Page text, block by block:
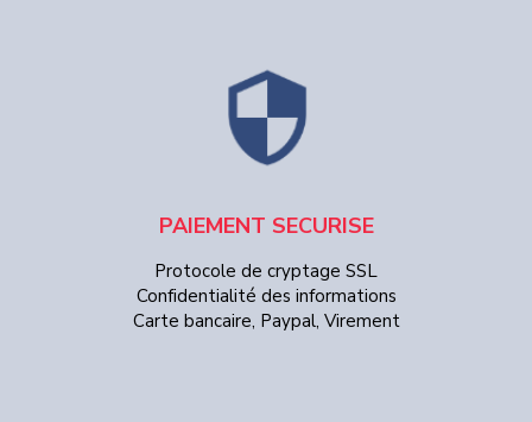
PAIEMENT SECURISE
Protocole de cryptage SSL
Confidentialité des informations
Carte bancaire, Paypal, Virement